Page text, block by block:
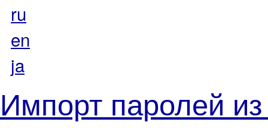
ru
en
ja
Импорт паролей